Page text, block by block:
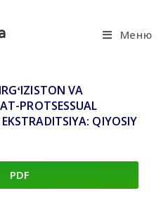
Меню
VA
PROTSESSUAL
QIYOSIY
PDF